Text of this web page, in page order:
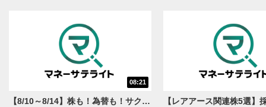
動画タイトル
動画タイトルが表示されます。クリックすると
YouTubeサイトに移動します。
08:21
【8/10～8/14】株も！為替も！サクッと！来週のマーケット見通し＜Next View＞